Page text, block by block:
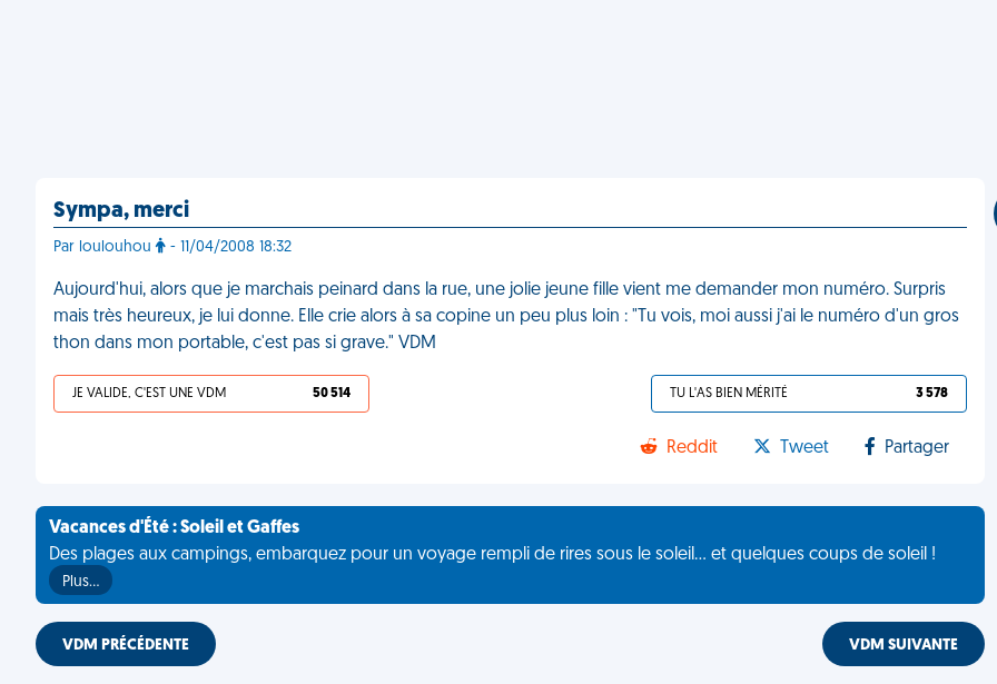
Sympa, merci
Par loulouhou - 11/04/2008 18:32
Aujourd'hui, alors que je marchais peinard dans la rue, une jolie jeune fille vient me demander mon numéro. Surpris
mais très heureux, je lui donne. Elle crie alors à sa copine un peu plus loin : "Tu vois, moi aussi j'ai le numéro d'un gros
thon dans mon portable, c'est pas si grave." VDM
JE VALIDE, C'EST UNE VDM 50 514 TU L'AS BIEN MÉRITÉ 3 578
Reddit Tweet Partager
Vacances d'Été : Soleil et Gaffes
Des plages aux campings, embarquez pour un voyage rempli de rires sous le soleil... et quelques coups de soleil !
Plus…
VDM PRÉCÉDENTE VDM SUIVANTE